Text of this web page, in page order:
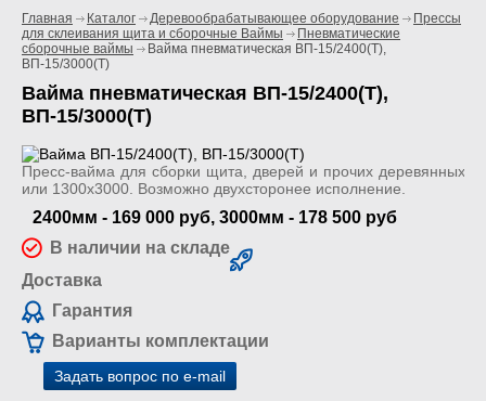
Главная Каталог Деревообрабатывающее оборудование
Прессы
для склеивания щита и сборочные Ваймы
Пневматические
сборочные ваймы
Вайма пневматическая ВП-15/2400(Т),
ВП-15/3000(Т)
Вайма пневматическая ВП-15/2400(Т),
ВП-15/3000(Т)
Пресс-вайма для сборки щита, дверей и прочих деревянных
или 1300х3000. Возможно двухсторонее исполнение.
2400мм - 169 000 руб, 3000мм - 178 500 руб
В наличии на складе
Доставка
Гарантия
Варианты комплектации
Задать вопрос по e-mail